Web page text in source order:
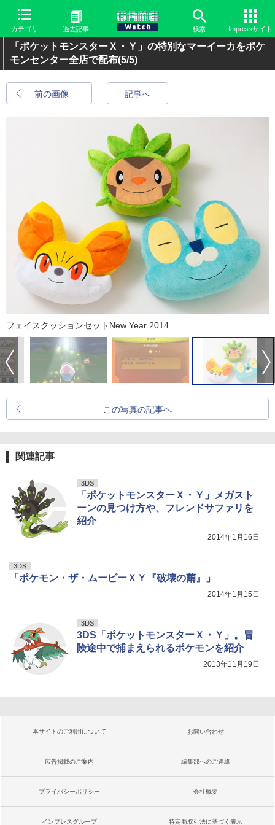
カテゴリ 過去記事 検索 Impressサイト
「ポケットモンスターＸ・Ｙ」の特別なマーイーカをポケ
モンセンター全店で配布(5/5)
前の画像 記事へ
フェイスクッションセットNew Year 2014
この写真の記事へ
関連記事
3DS
「ポケットモンスターＸ・Ｙ」メガスト
ーンの見つけ方や、フレンドサファリを
紹介
2014年1月16日
3DS
「ポケモン・ザ・ムービーＸＹ『破壊の繭』」
2014年1月15日
3DS
3DS「ポケットモンスターＸ・Ｙ」。冒
険途中で捕まえられるポケモンを紹介
2013年11月19日
本サイトのご利用について お問い合わせ
広告掲載のご案内 編集部へのご連絡
プライバシーポリシー 会社概要
インプレスグループ 特定商取引法に基づく表示